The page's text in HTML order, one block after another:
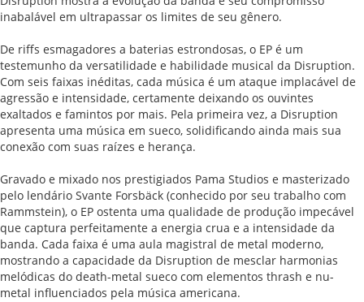
inabalável em ultrapassar os limites de seu gênero.
De riffs esmagadores a baterias estrondosas, o EP é um
testemunho da versatilidade e habilidade musical da Disruption.
Com seis faixas inéditas, cada música é um ataque implacável de
agressão e intensidade, certamente deixando os ouvintes
exaltados e famintos por mais. Pela primeira vez, a Disruption
apresenta uma música em sueco, solidificando ainda mais sua
conexão com suas raízes e herança.
Gravado e mixado nos prestigiados Pama Studios e masterizado
pelo lendário Svante Forsbäck (conhecido por seu trabalho com
Rammstein), o EP ostenta uma qualidade de produção impecável
que captura perfeitamente a energia crua e a intensidade da
banda. Cada faixa é uma aula magistral de metal moderno,
mostrando a capacidade da Disruption de mesclar harmonias
melódicas do death-metal sueco com elementos thrash e nu-
metal influenciados pela música americana.